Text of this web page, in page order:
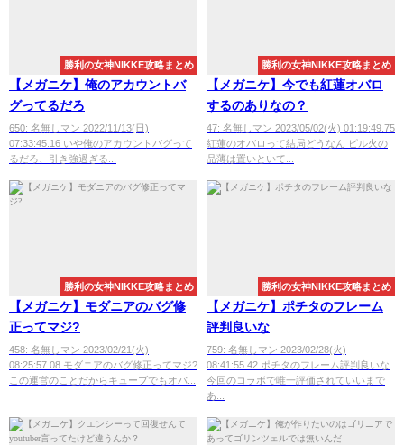
勝利の女神NIKKE攻略まとめ
【メガニケ】俺のアカウントバ
グってるだろ
650: 名無しマン 2022/11/13(日)
07:33:45.16 いや俺のアカウントバグって
るだろ、引き強過ぎる...
勝利の女神NIKKE攻略まとめ
【メガニケ】今でも紅蓮オバロ
するのありなの？
47: 名無しマン 2023/05/02(火) 01:19:49.75
紅蓮のオバロって結局どうなん ピル火の
品薄は置いといて...
勝利の女神NIKKE攻略まとめ
【メガニケ】モダニアのバグ修
正ってマジ?
458: 名無しマン 2023/02/21(火)
08:25:57.08 モダニアのバグ修正ってマジ?
この運営のことだからキューブでもオバ...
勝利の女神NIKKE攻略まとめ
【メガニケ】ポチタのフレーム
評判良いな
759: 名無しマン 2023/02/28(火)
08:41:55.42 ポチタのフレーム評判良いな
今回のコラボで唯一評価されていいまで
あ...